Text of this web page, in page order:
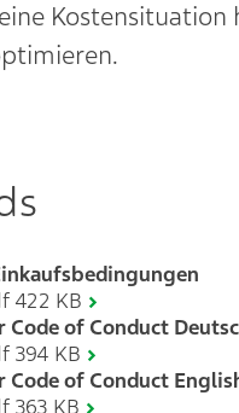
422 KB
Code of Conduct
394 KB
Code of Conduct
363 KB